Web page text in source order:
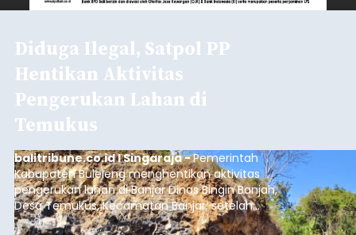
Diduga Ilegal, Satpol PP
Hentikan Aktivitas
Pengerukan Lahan di
Temukus
balitribune.co.id I Singaraja -Pemerintah
Kabupaten Buleleng menghentikan aktivitas
pengerukan lahan di Banjar Dinas Bingin Banjah,
Desa Temukus, Kecamatan Banjar, setelah
ditemukan indikasi kegiatan pengambilan